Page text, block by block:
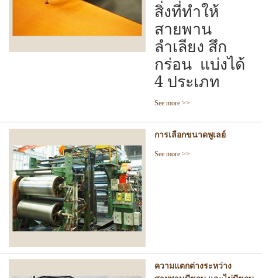
สิ่งที่ทำให้
สายพาน
ลำเลียง สึก
กร่อน แบ่งได้
4 ประเภท
See more >>
การเลือกขนาดพูเลย์
See more >>
ความแตกต่างระหว่าง